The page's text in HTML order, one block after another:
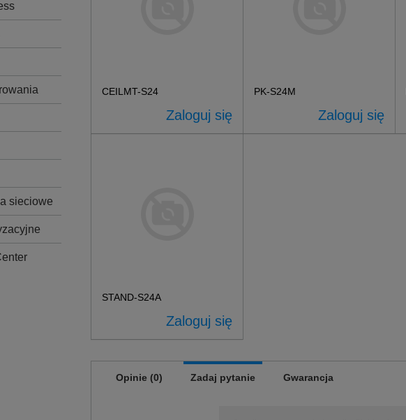
sieciowe
CEILMT-S24
Zaloguj się
PK-S24M
Zaloguj się
STAND-S24A
Zaloguj się
Opinie (0) Zadaj pytanie Gwarancja